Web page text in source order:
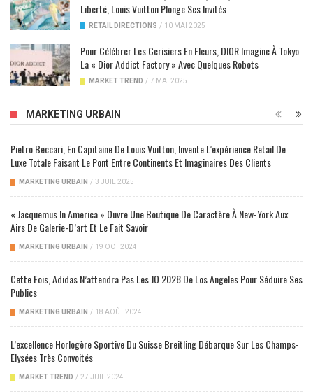
Liberté, Louis Vuitton Plonge Ses Invités
RETAIL DIRECTIONS / 10 MAI 2025
Pour Célébrer Les Cerisiers En Fleurs, DIOR Imagine À Tokyo
La « Dior Addict Factory » Avec Quelques Robots
MARKET TREND / 7 MAI 2025
MARKETING URBAIN
Pietro Beccari, En Capitaine De Louis Vuitton, Invente L’expérience Retail De
Luxe Totale Faisant Le Pont Entre Continents Et Imaginaires Des Clients
MARKETING URBAIN / 3 JUIL 2025
« Jacquemus In America » Ouvre Une Boutique De Caractère À New-York Aux
Airs De Galerie-D’art Et Le Fait Savoir
MARKETING URBAIN / 19 OCT 2024
Cette Fois, Adidas N’attendra Pas Les JO 2028 De Los Angeles Pour Séduire Ses
Publics
MARKETING URBAIN / 18 AOÛT 2024
L’excellence Horlogère Sportive Du Suisse Breitling Débarque Sur Les Champs-
Elysées Très Convoités
MARKET TREND / 27 JUIL 2024